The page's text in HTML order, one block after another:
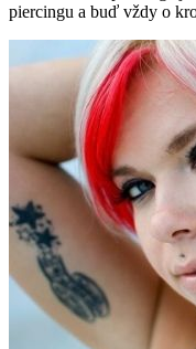
piercingu a buď vždy o